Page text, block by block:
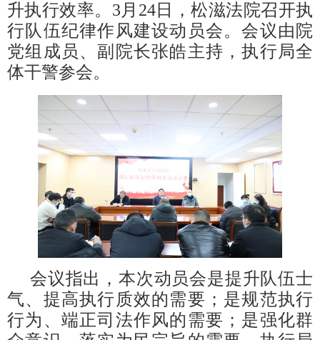
升执行效率。3月24日，松滋法院召开执
行队伍纪律作风建设动员会。会议由院
党组成员、副院长张皓主持，执行局全
体干警参会。
会议指出，本次动员会是提升队伍士
气、提高执行质效的需要；是规范执行
行为、端正司法作风的需要；是强化群